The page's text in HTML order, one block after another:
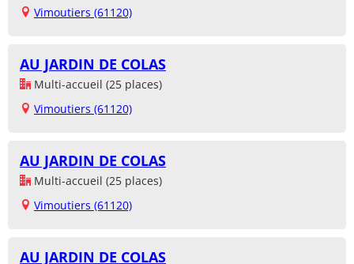
Vimoutiers (61120)
AU JARDIN DE COLAS
Multi-accueil (25 places)
Vimoutiers (61120)
AU JARDIN DE COLAS
Multi-accueil (25 places)
Vimoutiers (61120)
AU JARDIN DE COLAS